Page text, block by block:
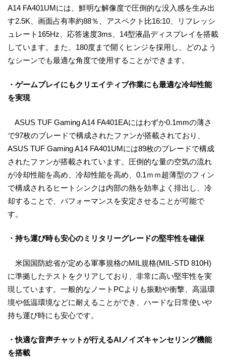
A14 FA401UMには、鮮明な解像度で圧倒的な没入感を生み出
す2.5K、画面占有率約88％、アスペクト比16:10、リフレッシ
ュレート165Hz、応答速度3ms、14型液晶ディスプレイを搭載
しています。また、180度まで開くヒンジを採用し、どのよう
なシーンでも最適な角度で使用することができます。
・ゲームプレイにもクリエイティブ作業にも最適な冷却性能
を実現
ASUS TUF Gaming A14 FA401EAにはわずか0.1mmの薄さ
で97枚のブレードで構成されたファンが搭載されており、
ASUS TUF Gaming A14 FA401UMには89枚のブレードで構成
されたファンが搭載されています。圧倒的な量の空気の流れ
が冷却性能を高め、冷却性能を高め、0.1ｍｍ超薄型のフィン
で構成されるヒートシンクは内部の熱を効率よく排出し、冷
却することで、パフォーマンスを安定させることが可能で
す。
・持ち運び時も安心のミリタリーグレードの堅牢性を確保
米国国防総省が定める軍事規格のMIL規格(MIL-STD 810H)
に準拠したテストをクリアしており、非常に高い堅牢性を実
現しています。一般的なノートPCよりも振動や衝撃、高温環
境や低温環境などに耐えることができ、ハードな日常使いや
持ち運び時にも安心です。
・快適な音声チャットが行えるAIノイズキャンセリング機能
を搭載